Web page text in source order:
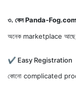
৩. কেন Panda-Fog.com
অনেক marketplace আছে,
✔ Easy Registration
কোনো complicated